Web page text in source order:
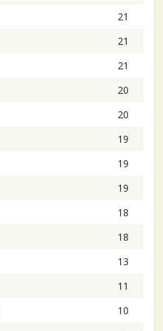
21
21
21
20
20
19
19
19
18
18
13
11
10